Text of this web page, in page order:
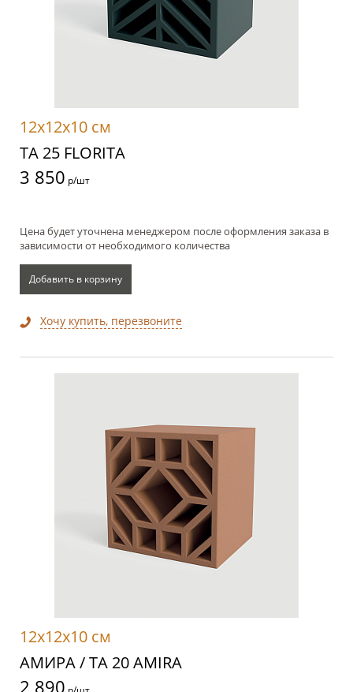
12x12x10 см
TA 25 FLORITA
3 850 р/шт
Цена будет уточнена менеджером после оформления заказа в
зависимости от необходимого количества
Добавить в корзину
Хочу купить, перезвоните
12x12x10 см
АМИРА / TA 20 AMIRA
2 890